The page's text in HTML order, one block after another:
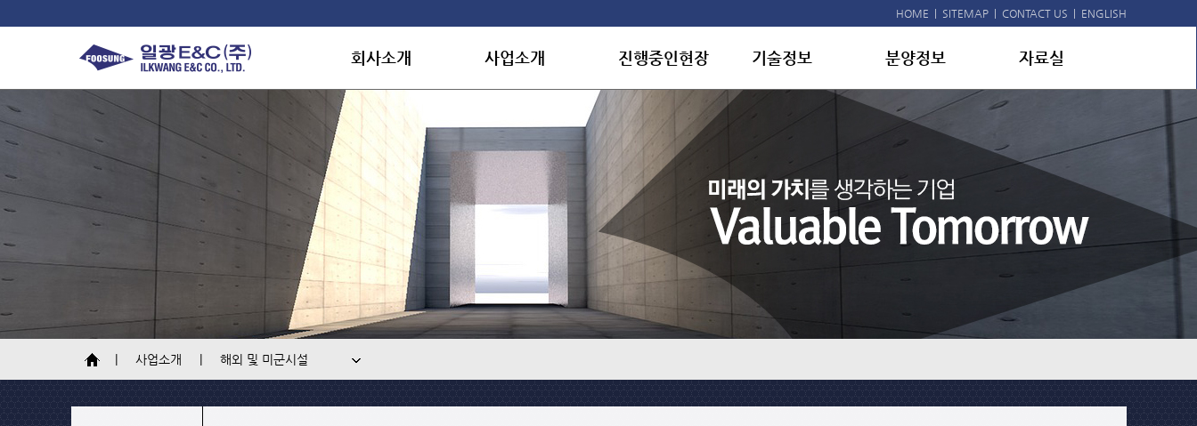
HOME SITEMAP| CONTACT US ENGLISH
회사소개
회사소개
조직도
대표인사말
인재채용
오시는길
사업소개
토목
플랜트
해외 및 미군시설
진행중인현장
해외 및 미군시설
기술정보
보유면허
품질관리
분양정보
분양진행
분양예정
분양뉴스
자료실
홍보자료
사업소개 해외 및 미군시설
개요
토목
건축
환경지원시설
해외 및 미군시설